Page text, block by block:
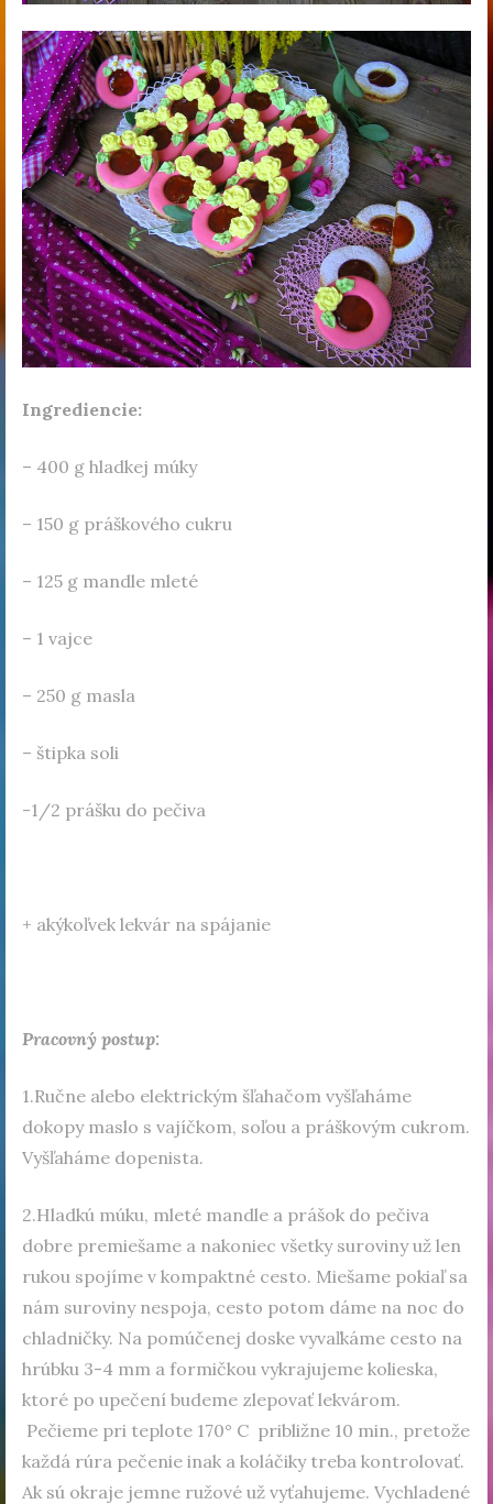
Ingrediencie:
– 400 g hladkej múky
– 150 g práškového cukru
– 125 g mandle mleté
– 1 vajce
– 250 g masla
– štipka soli
-1/2 prášku do pečiva
+ akýkoľvek lekvár na spájanie
Pracovný postup:
1.Ručne alebo elektrickým šľahačom vyšľaháme
dokopy maslo s vajíčkom, soľou a práškovým cukrom.
Vyšľaháme dopenista.
2.Hladkú múku, mleté mandle a prášok do pečiva
dobre premiešame a nakoniec všetky suroviny už len
rukou spojíme v kompaktné cesto. Miešame pokiaľ sa
nám suroviny nespoja, cesto potom dáme na noc do
chladničky. Na pomúčenej doske vyvaľkáme cesto na
hrúbku 3-4 mm a formičkou vykrajujeme kolieska,
ktoré po upečení budeme zlepovať lekvárom.
Pečieme pri teplote 170° C približne 10 min., pretože
každá rúra pečenie inak a koláčiky treba kontrolovať.
Ak sú okraje jemne ružové už vyťahujeme. Vychladené